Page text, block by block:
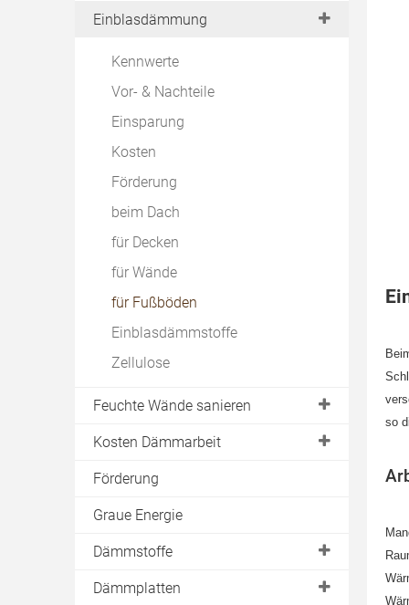
Wärmebrücken
im Altbau
im Neubau
Passivhaus
Fassade
Keller
Bodenplatte
Fachwerk
WDVS
Transparente Dämmung
Geschossdecke
Einblasdämmung
Kennwerte
Vor- & Nachteile
Einsparung
Kosten
Förderung
beim Dach
für Decken
für Wände
für Fußböden
Einblasdämmstoffe
Zellulose
Feuchte Wände sanieren
Ursachen
Gefahren
Abdichten
Trocknen
Kondenswasser
Kosten Dämmarbeit
Außendämmung
Fassadendämmung
Innendämmung
Förderung
Graue Energie
Dämmstoffe
Blähton
Dämmplatten
so